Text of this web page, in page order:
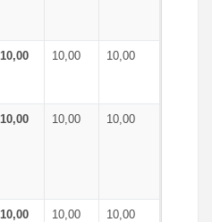
10,00 10,00 10,00
10,00 10,00 10,00
10,00 10,00 10,00